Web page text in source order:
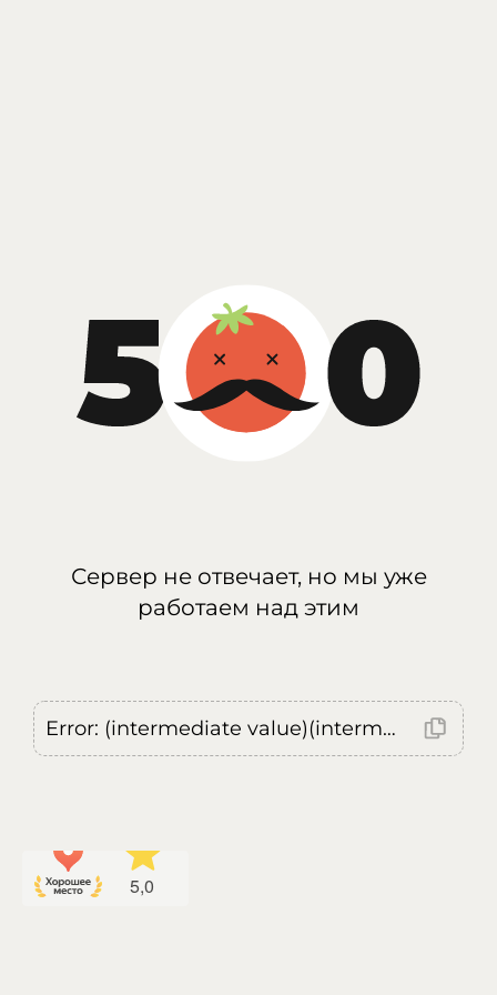
Сервер не отвечает, но мы уже
работаем над этим
Error: (intermediate value)(intermediate value)(intermediate value).replaceAll is not a function